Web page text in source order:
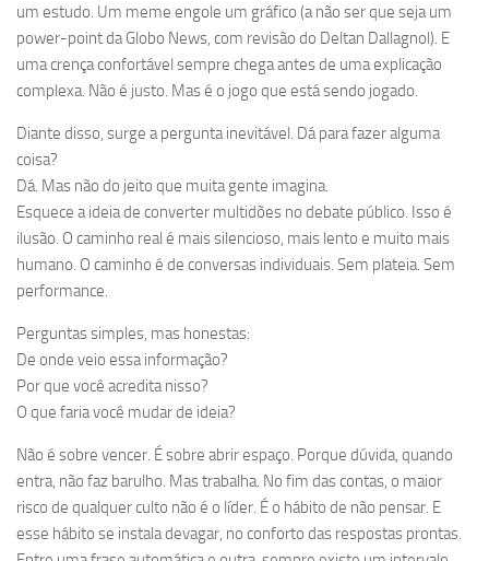
um estudo. Um meme engole um gráfico (a não ser que seja um
power-point da Globo News, com revisão do Deltan Dallagnol). E
uma crença confortável sempre chega antes de uma explicação
complexa. Não é justo. Mas é o jogo que está sendo jogado.
Diante disso, surge a pergunta inevitável. Dá para fazer alguma
coisa?
Dá. Mas não do jeito que muita gente imagina.
Esquece a ideia de converter multidões no debate público. Isso é
ilusão. O caminho real é mais silencioso, mais lento e muito mais
humano. O caminho é de conversas individuais. Sem plateia. Sem
performance.
Perguntas simples, mas honestas:
De onde veio essa informação?
Por que você acredita nisso?
O que faria você mudar de ideia?
Não é sobre vencer. É sobre abrir espaço. Porque dúvida, quando
entra, não faz barulho. Mas trabalha. No fim das contas, o maior
risco de qualquer culto não é o líder. É o hábito de não pensar. E
esse hábito se instala devagar, no conforto das respostas prontas.